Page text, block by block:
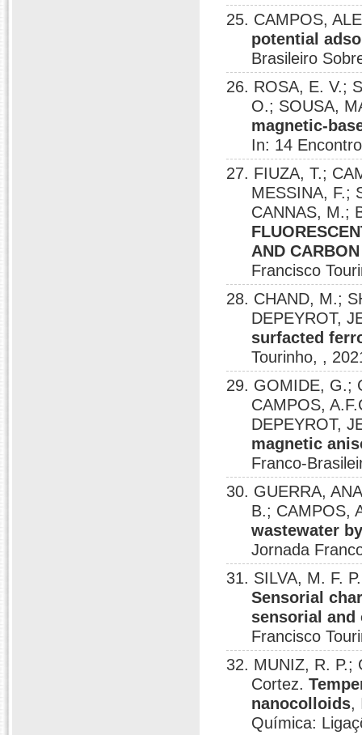
25. CAMPOS,
potential
Brasileiro
26. ROSA, E. V.;
O.; SOUSA,
magnetic-
In: 14
27. FIUZA, T.;
MESSINA, F.;
CANNAS, M.;
AND
Francisco
28. CHAND, M.;
DEPEYROT,
surfacted
Tourinho, ,
29. GOMIDE, G.;
CAMPOS,
DEPEYROT,
magnetic
Franco-
30. GUERRA,
B.; CAMPOS,
wastewater
Jornada
31. SILVA, M. F.
Sensorial
sensorial
Francisco
32. MUNIZ, R. P.;
Cortez.
nanocolloids,
Química: